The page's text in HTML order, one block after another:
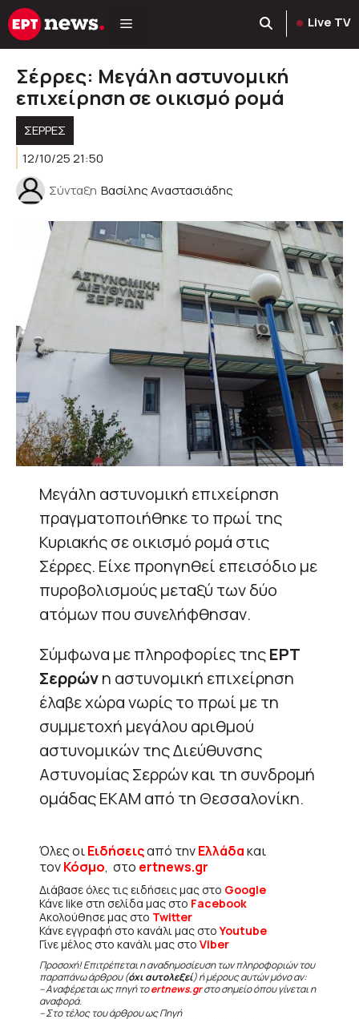
Μετάβαση
σε
Live TV
Σέρρες: Μεγάλη αστυνομική
επιχείρηση σε οικισμό ρομά
ΣΕΡΡΕΣ
12/10/25 21:50
Σύνταξη Βασίλης Αναστασιάδης
Μεγάλη αστυνομική επιχείρηση
πραγματοποιήθηκε το πρωί της
Κυριακής σε οικισμό ρομά στις
Σέρρες. Είχε προηγηθεί επεισόδιο με
πυροβολισμούς μεταξύ των δύο
ατόμων που συνελήφθησαν.
Σύμφωνα με πληροφορίες τηςΕΡΤ
Σερρώνη αστυνομική επιχείρηση
έλαβε χώρα νωρίς το πρωί με τη
συμμετοχή μεγάλου αριθμού
αστυνομικών της Διεύθυνσης
Αστυνομίας Σερρών και τη συνδρομή
ομάδας ΕΚΑΜ από τη Θεσσαλονίκη.
Όλες οιΕιδήσειςαπό τηνΕλλάδακαι
τονΚόσμο, στο ertnews.gr
Διάβασε όλες τις ειδήσεις μας στο Google
Κάνε like στη σελίδα μας στο Facebook
Ακολούθησε μας στο Twitter
Κάνε εγγραφή στο κανάλι μας στοYoutube
Γίνε μέλος στο κανάλι μας στο Viber
Προσοχή! Επιτρέπεται η αναδημοσίευση των πληροφοριών του
παραπάνω άρθρου (όχι αυτολεξεί) ή μέρους αυτών μόνο αν:
– Αναφέρεται ως πηγή τοertnews.grστο σημείο όπου γίνεται η
αναφορά.
– Στο τέλος του άρθρου ως Πηγή